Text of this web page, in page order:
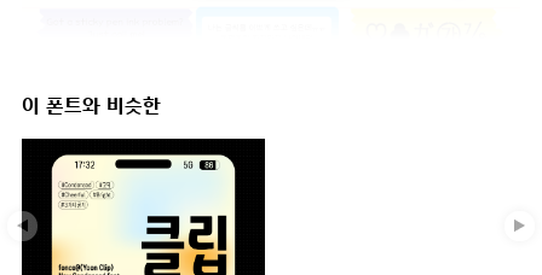
이 폰트와 비슷한